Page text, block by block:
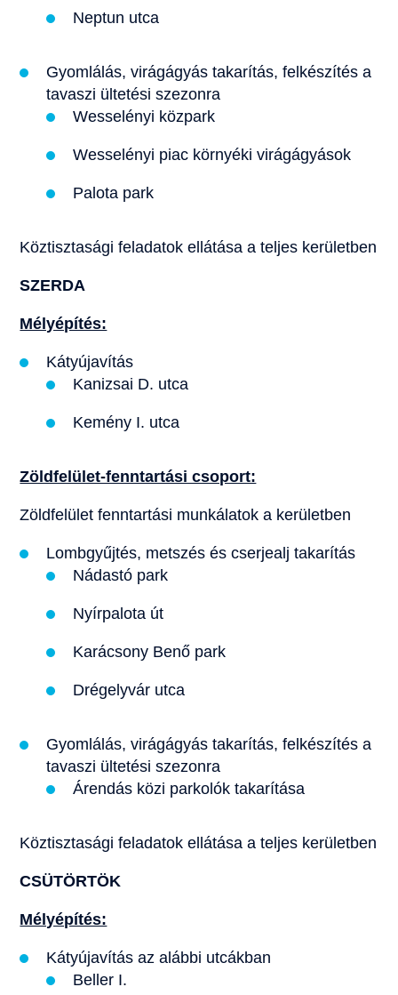
Neptun utca
Gyomlálás, virágágyás takarítás, felkészítés a
tavaszi ültetési szezonra
Wesselényi közpark
Wesselényi piac környéki virágágyások
Palota park
Köztisztasági feladatok ellátása a teljes kerületben
SZERDA
Mélyépítés:
Kátyújavítás
Kanizsai D. utca
Kemény I. utca
Zöldfelület-fenntartási csoport:
Zöldfelület fenntartási munkálatok a kerületben
Lombgyűjtés, metszés és cserjealj takarítás
Nádastó park
Nyírpalota út
Karácsony Benő park
Drégelyvár utca
Gyomlálás, virágágyás takarítás, felkészítés a
tavaszi ültetési szezonra
Árendás közi parkolók takarítása
Köztisztasági feladatok ellátása a teljes kerületben
CSÜTÖRTÖK
Mélyépítés:
Kátyújavítás az alábbi utcákban
Beller I.